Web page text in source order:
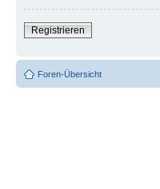
Registrieren
Foren-Übersicht